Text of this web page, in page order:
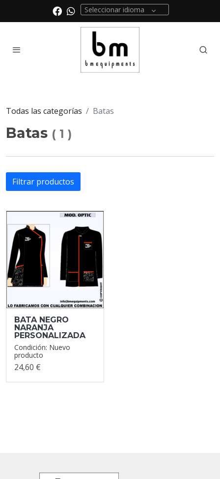
Seleccionar idioma
Todas las categorías Batas
Batas ( 1 )
Filtrar productos
BATA NEGRO
NARANJA
PERSONALIZADA
Condición: Nuevo
producto
24,60 €